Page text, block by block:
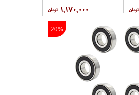
۱,۱۷۰,۰۰۰
20%